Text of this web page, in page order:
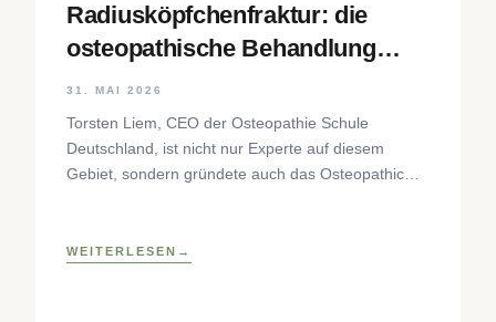
Radiusköpfchenfraktur: die
osteopathische Behandlung
Schritt für Schritt
31. MAI 2026
Torsten Liem, CEO der Osteopathie Schule
Deutschland, ist nicht nur Experte auf diesem
Gebiet, sondern gründete auch das Osteopathic
WEITERLESEN